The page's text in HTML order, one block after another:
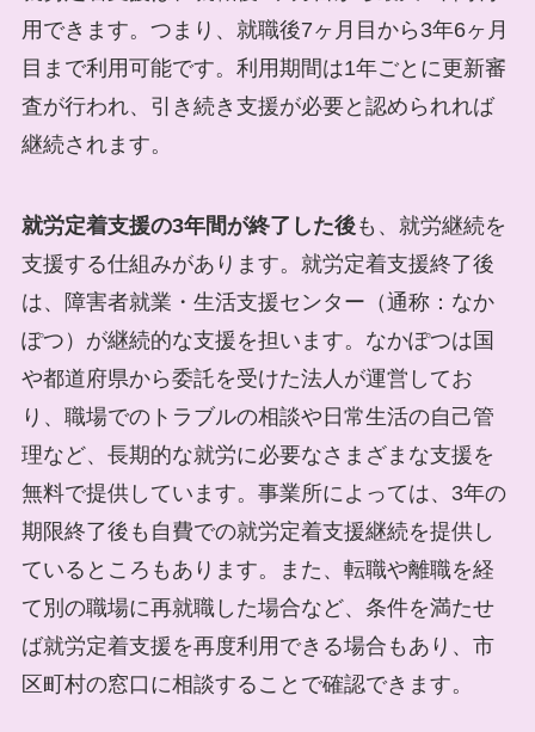
用できます。つまり、就職後7ヶ月目から3年6ヶ月
目まで利用可能です。利用期間は1年ごとに更新審
査が行われ、引き続き支援が必要と認められれば
継続されます。
就労定着支援の3年間が終了した後も、就労継続を
支援する仕組みがあります。就労定着支援終了後
は、障害者就業・生活支援センター（通称：なか
ぽつ）が継続的な支援を担います。なかぽつは国
や都道府県から委託を受けた法人が運営してお
り、職場でのトラブルの相談や日常生活の自己管
理など、長期的な就労に必要なさまざまな支援を
無料で提供しています。事業所によっては、3年の
期限終了後も自費での就労定着支援継続を提供し
ているところもあります。また、転職や離職を経
て別の職場に再就職した場合など、条件を満たせ
ば就労定着支援を再度利用できる場合もあり、市
区町村の窓口に相談することで確認できます。